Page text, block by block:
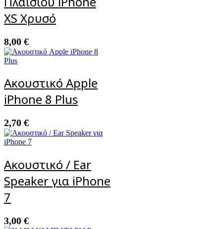
XS Χρυσό
8,00 €
Ακουστικό Apple
iPhone 8 Plus
2,70 €
Ακουστικό / Ear
Speaker για iPhone
7
3,00 €